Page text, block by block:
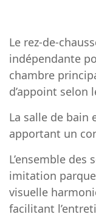
Le rez-de-
indépendante
chambre
d’appoint selon
La salle de bain
apportant un
L’ensemble des
imitation
visuelle
facilitant